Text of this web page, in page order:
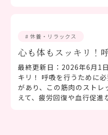
# 休養・リラックス
心も体もスッキリ！
最終更新日：2026年6月1
キリ！ 呼吸を行うために
があり、この筋肉のスト
えて、疲労回復や血行促